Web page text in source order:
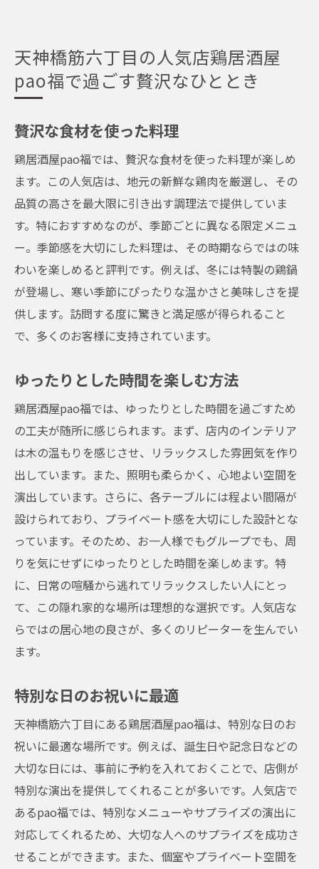
天神橋筋六丁目の人気店鶏居酒屋
pao福で過ごす贅沢なひととき
贅沢な食材を使った料理
鶏居酒屋pao福では、贅沢な食材を使った料理が楽しめ
ます。この人気店は、地元の新鮮な鶏肉を厳選し、その
品質の高さを最大限に引き出す調理法で提供していま
す。特におすすめなのが、季節ごとに異なる限定メニュ
ー。季節感を大切にした料理は、その時期ならではの味
わいを楽しめると評判です。例えば、冬には特製の鶏鍋
が登場し、寒い季節にぴったりな温かさと美味しさを提
供します。訪問する度に驚きと満足感が得られること
で、多くのお客様に支持されています。
ゆったりとした時間を楽しむ方法
鶏居酒屋pao福では、ゆったりとした時間を過ごすため
の工夫が随所に感じられます。まず、店内のインテリア
は木の温もりを感じさせ、リラックスした雰囲気を作り
出しています。また、照明も柔らかく、心地よい空間を
演出しています。さらに、各テーブルには程よい間隔が
設けられており、プライベート感を大切にした設計とな
っています。そのため、お一人様でもグループでも、周
りを気にせずにゆったりとした時間を楽しめます。特
に、日常の喧騒から逃れてリラックスしたい人にとっ
て、この隠れ家的な場所は理想的な選択です。人気店な
らではの居心地の良さが、多くのリピーターを生んでい
ます。
特別な日のお祝いに最適
天神橋筋六丁目にある鶏居酒屋pao福は、特別な日のお
祝いに最適な場所です。例えば、誕生日や記念日などの
大切な日には、事前に予約を入れておくことで、店側が
特別な演出を提供してくれることが多いです。人気店で
あるpao福では、特別なメニューやサプライズの演出に
対応してくれるため、大切な人へのサプライズを成功さ
せることができます。また、個室やプライベート空間を